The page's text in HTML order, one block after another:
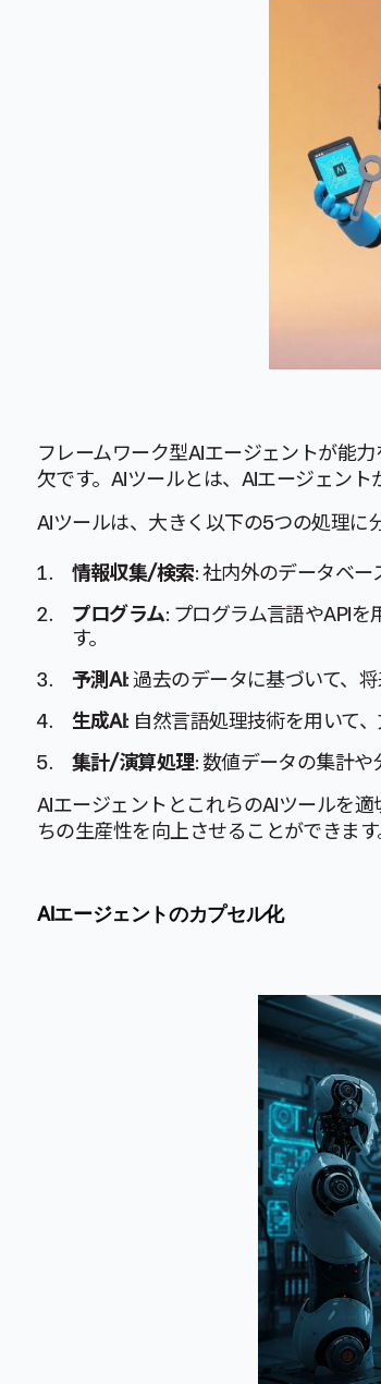
フレームワーク型AIエージェントが能
欠です。AIツールとは、AIエージェント
AIツールは、大きく以下の5つの処理に
情報収集/検索: 社内外のデータベー
プログラム: プログラム言語やAPI
す。
予測AI: 過去のデータに基づいて、
生成AI: 自然言語処理技術を用いて
集計/演算処理: 数値データの集計や
AIエージェントとこれらのAIツールを
ちの生産性を向上させることができます
AIエージェントのカプセル化